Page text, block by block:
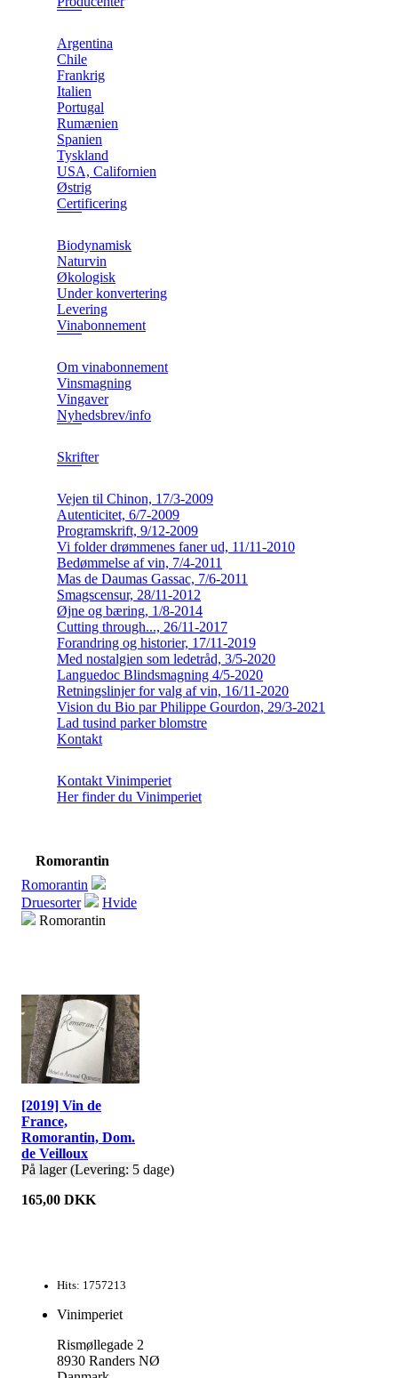
Argentina
Chile
Frankrig
Italien
Portugal
Rumænien
Spanien
Tyskland
USA, Californien
Østrig
Certificering
Biodynamisk
Naturvin
Økologisk
Under konvertering
Levering
Vinabonnement
Om vinabonnement
Vinsmagning
Vingaver
Nyhedsbrev/info
Skrifter
Vejen til Chinon, 17/3-2009
Autenticitet, 6/7-2009
Programskrift, 9/12-2009
Vi folder drømmenes faner ud, 11/11-2010
Bedømmelse af vin, 7/4-2011
Mas de Daumas Gassac, 7/6-2011
Smagscensur, 28/11-2012
Øjne og bæring, 1/8-2014
Cutting through..., 26/11-2017
Forandring og historier, 17/11-2019
Med nostalgien som ledetråd, 3/5-2020
Languedoc Blindsmagning 4/5-2020
Retningslinjer for valg af vin, 16/11-2020
Vision du Bio par Philippe Gourdon, 29/3-2021
Lad tusind parker blomstre
Kontakt
Kontakt Vinimperiet
Her finder du Vinimperiet
Romorantin
Romorantin
Druesorter
Hvide
Romorantin
[2019] Vin de
France,
Romorantin, Dom.
de Veilloux
På lager (Levering: 5 dage)
165,00 DKK
Hits: 1757213
Vinimperiet
Rismøllegade 2
8930 Randers NØ